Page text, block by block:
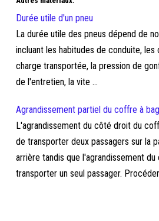
Durée utile d'un pneu
La durée utile des pneus dépend de
incluant les habitudes de conduite,
charge transportée, la pression de
de l'entretien, la vite ...
Agrandissement partiel du coffre à
L'agrandissement du côté droit du
de transporter deux passagers sur la
arrière tandis que l'agrandissement
transporter un seul passager.